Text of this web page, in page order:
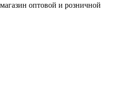
оптовой и розничной